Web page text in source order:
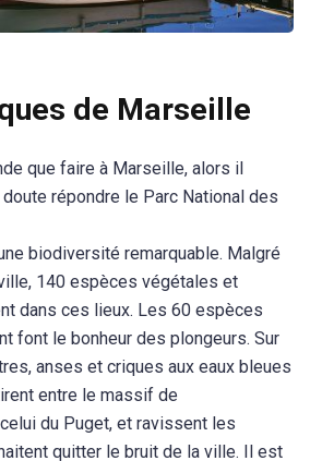
de Marseille
que faire à Marseille, alors il
répondre le Parc National des
biodiversité remarquable. Malgré
140 espèces végétales et
dans ces lieux. Les 60 espèces
font le bonheur des plongeurs. Sur
anses et criques aux eaux bleues
entre le massif de
du Puget, et ravissent les
quitter le bruit de la ville. Il est